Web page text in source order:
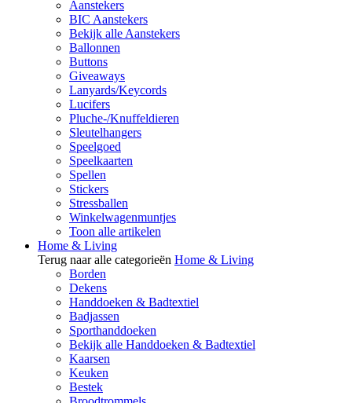
Aanstekers
BIC Aanstekers
Bekijk alle Aanstekers
Ballonnen
Buttons
Giveaways
Lanyards/Keycords
Lucifers
Pluche-/Knuffeldieren
Sleutelhangers
Speelgoed
Speelkaarten
Spellen
Stickers
Stressballen
Winkelwagenmuntjes
Toon alle artikelen
Home & Living
Terug naar alle categorieën Home & Living
Borden
Dekens
Handdoeken & Badtextiel
Badjassen
Sporthanddoeken
Bekijk alle Handdoeken & Badtextiel
Kaarsen
Keuken
Bestek